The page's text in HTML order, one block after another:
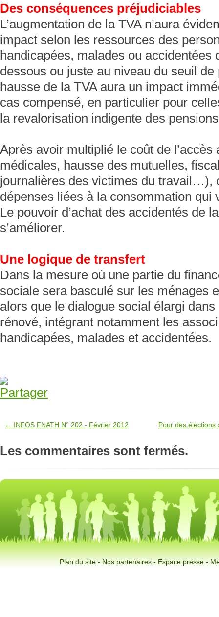
Des conséquences préjudiciables
L’augmentation de la TVA n’aura
impact selon les ressources des
handicapées, malades ou accidentées
dessous ou juste au niveau du seuil
hausse de la TVA aura un impact
cas compensé, en particulier pour
la revalorisation indigente des
Après avoir multiplié le coût de
médicales, hausse des mutuelles,
journalières des victimes du travail…),
dépenses liées à la consommation qui
Le pouvoir d’achat des accidentés de
s’améliorer.
Une logique de transfert
Dans la mesure où une partie du
sociale sera basculé sur les ménages
alors que le dialogue social élargi
rénové, intégrant notamment les
handicapées, malades et accidentées.
← INFOS FNATH N° 202 - Février 2012 Pour des
Les commentaires sont fermés.
Plan du site-Nos partenaires-Espace presse-